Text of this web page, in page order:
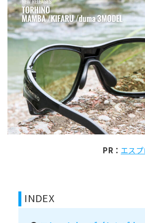
PR： エス
INDEX